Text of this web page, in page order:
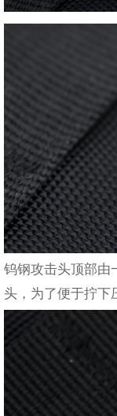
钨钢攻击头顶部由
头，为了便于拧下